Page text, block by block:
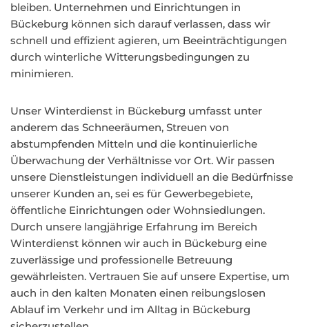
bleiben. Unternehmen und Einrichtungen in
Bückeburg können sich darauf verlassen, dass wir
schnell und effizient agieren, um Beeinträchtigungen
durch winterliche Witterungsbedingungen zu
minimieren.
Unser Winterdienst in Bückeburg umfasst unter
anderem das Schneeräumen, Streuen von
abstumpfenden Mitteln und die kontinuierliche
Überwachung der Verhältnisse vor Ort. Wir passen
unsere Dienstleistungen individuell an die Bedürfnisse
unserer Kunden an, sei es für Gewerbegebiete,
öffentliche Einrichtungen oder Wohnsiedlungen.
Durch unsere langjährige Erfahrung im Bereich
Winterdienst können wir auch in Bückeburg eine
zuverlässige und professionelle Betreuung
gewährleisten. Vertrauen Sie auf unsere Expertise, um
auch in den kalten Monaten einen reibungslosen
Ablauf im Verkehr und im Alltag in Bückeburg